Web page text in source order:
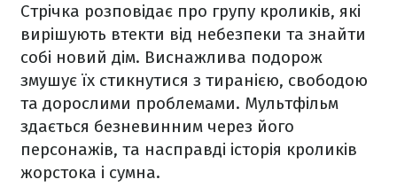
Стрічка розповідає про групу кроликів, які
вирішують втекти від небезпеки та знайти
собі новий дім. Виснажлива подорож
змушує їх стикнутися з тиранією, свободою
та дорослими проблемами. Мультфільм
здається безневинним через його
персонажів, та насправді історія кроликів
жорстока і сумна.